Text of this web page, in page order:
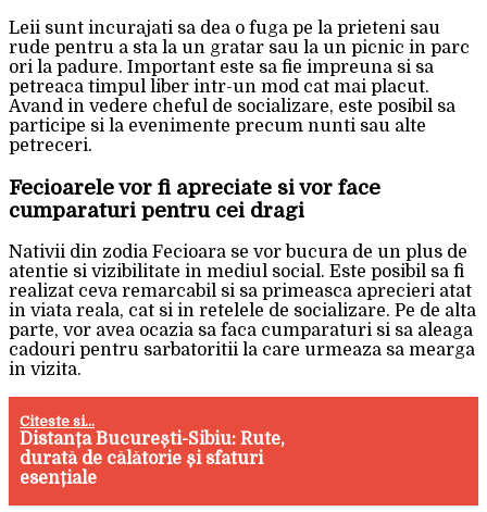
Leii sunt incurajati sa dea o fuga pe la prieteni sau
rude pentru a sta la un gratar sau la un picnic in parc
ori la padure. Important este sa fie impreuna si sa
petreaca timpul liber intr-un mod cat mai placut.
Avand in vedere cheful de socializare, este posibil sa
participe si la evenimente precum nunti sau alte
petreceri.
Fecioarele vor fi apreciate si vor face
cumparaturi pentru cei dragi
Nativii din zodia Fecioara se vor bucura de un plus de
atentie si vizibilitate in mediul social. Este posibil sa fi
realizat ceva remarcabil si sa primeasca aprecieri atat
in viata reala, cat si in retelele de socializare. Pe de alta
parte, vor avea ocazia sa faca cumparaturi si sa aleaga
cadouri pentru sarbatoritii la care urmeaza sa mearga
in vizita.
Citeste si...
Distanța București-Sibiu: Rute,
durată de călătorie și sfaturi
esențiale